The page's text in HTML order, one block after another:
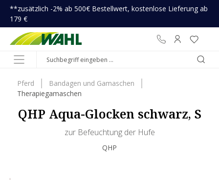
springen
**zusätzlich -2% ab 500€ Bestellwert, kostenlose Lieferung ab
179 €
Pferd
Bandagen und Gamaschen
Therapiegamaschen
QHP Aqua-Glocken schwarz, S
zur Befeuchtung der Hufe
QHP